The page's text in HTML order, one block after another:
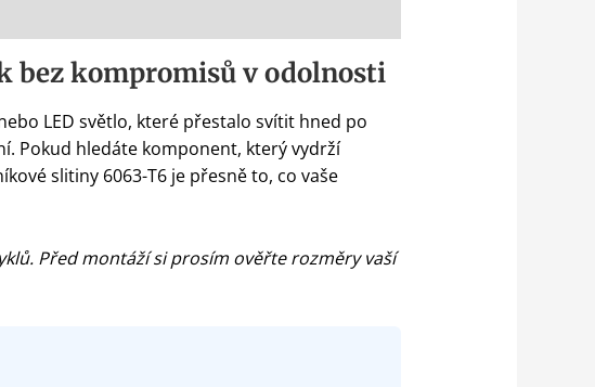
bez kompromisů v odolnosti
LED světlo, které přestalo svítit hned po
Pokud hledáte komponent, který vydrží
slitiny 6063-T6 je přesně to, co vaše
Před montáží si prosím ověřte rozměry vaší